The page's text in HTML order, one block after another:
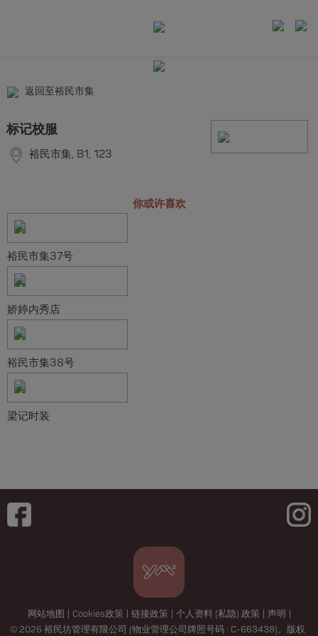
返回至裕民市集
标记校服
裕民市集, B1, 123
你或许喜欢
裕民市集37号
娇婷内秀店
裕民市集38号
梁记时装
网站地图 Cookies政策 链接政策 个人资料 (私隐) 政策 声明
© 2026 裕民坊管理有限公司 (物业管理公司牌照号码 : C-663438)。版权